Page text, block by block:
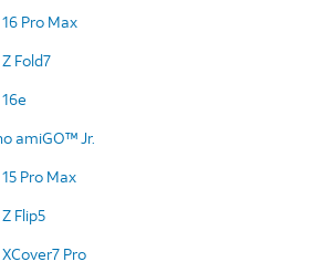
Pro Max
Fold7
amiGO™ Jr.
Pro Max
Flip5
Pro